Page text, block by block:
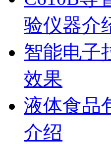
验仪器介
智能电子
效果
液体食品
介绍